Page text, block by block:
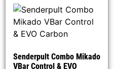
Senderpult Combo Mikado
VBar Control & EVO